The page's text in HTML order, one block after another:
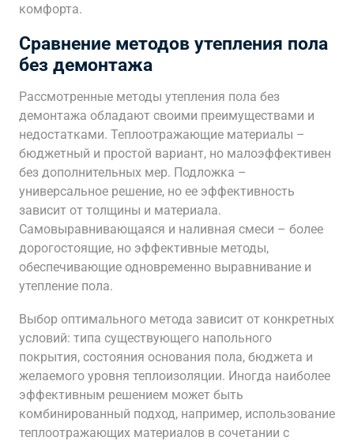
комфорта.
Сравнение методов утепления пола
без демонтажа
Рассмотренные методы утепления пола без
демонтажа обладают своими преимуществами и
недостатками. Теплоотражающие материалы –
бюджетный и простой вариант, но малоэффективен
без дополнительных мер. Подложка –
универсальное решение, но ее эффективность
зависит от толщины и материала.
Самовыравнивающаяся и наливная смеси – более
дорогостоящие, но эффективные методы,
обеспечивающие одновременно выравнивание и
утепление пола.
Выбор оптимального метода зависит от конкретных
условий: типа существующего напольного
покрытия, состояния основания пола, бюджета и
желаемого уровня теплоизоляции. Иногда наиболее
эффективным решением может быть
комбинированный подход, например, использование
теплоотражающих материалов в сочетании с